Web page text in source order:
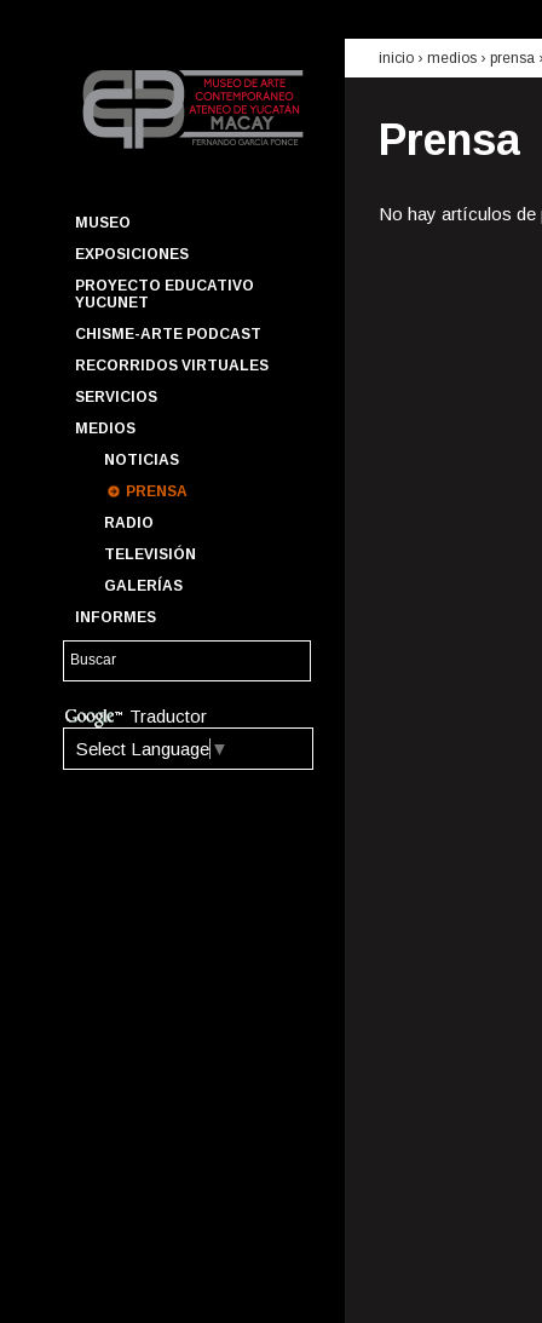
MUSEO
EXPOSICIONES
PROYECTO EDUCATIVO
YUCUNET
CHISME-ARTE PODCAST
RECORRIDOS VIRTUALES
SERVICIOS
MEDIOS
NOTICIAS
PRENSA
RADIO
TELEVISIÓN
GALERÍAS
INFORMES
Traductor
Select Language ▼
inicio › medios › prensa
Prensa
No hay artículos de